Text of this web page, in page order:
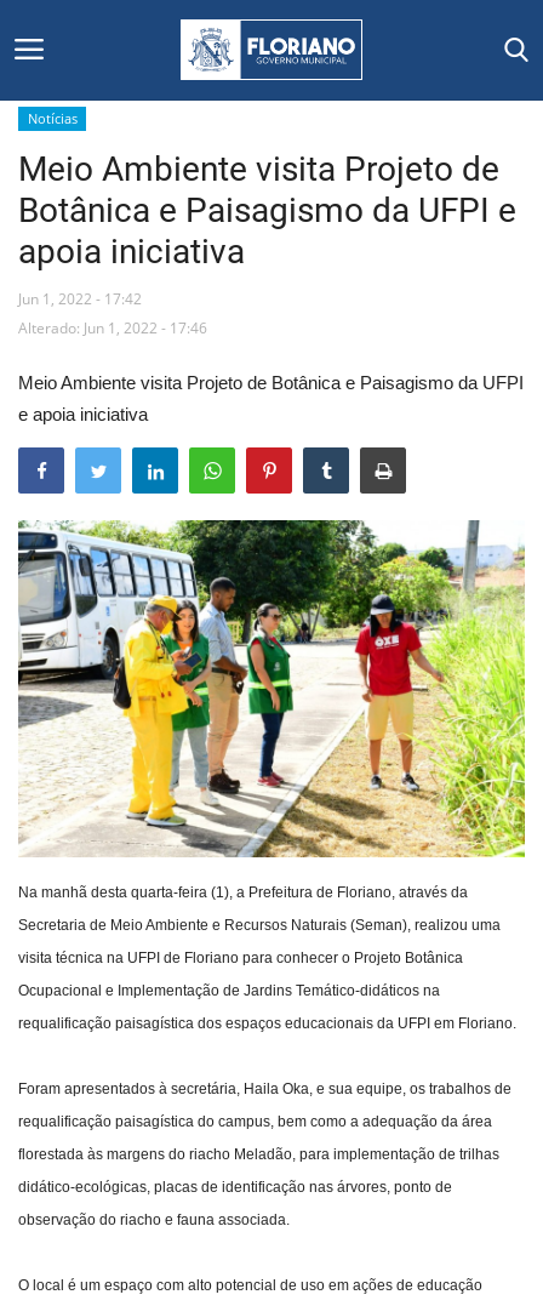
Início
Editais
Floriano
Mural de Licitações
Notícias
Vídeos
Webmail
Contato
Notícias
Meio Ambiente visita Projeto de
Botânica e Paisagismo da UFPI e
apoia iniciativa
Jun 1, 2022 - 17:42
Alterado: Jun 1, 2022 - 17:46
Meio Ambiente visita Projeto de Botânica e Paisagismo da UFPI
e apoia iniciativa
Na manhã desta quarta-feira (1), a Prefeitura de Floriano, através da
Secretaria de Meio Ambiente e Recursos Naturais (Seman), realizou uma
visita técnica na UFPI de Floriano para conhecer o Projeto Botânica
Ocupacional e Implementação de Jardins Temático-didáticos na
requalificação paisagística dos espaços educacionais da UFPI em Floriano.
Foram apresentados à secretária, Haila Oka, e sua equipe, os trabalhos de
requalificação paisagística do campus, bem como a adequação da área
florestada às margens do riacho Meladão, para implementação de trilhas
didático-ecológicas, placas de identificação nas árvores, ponto de
observação do riacho e fauna associada.
O local é um espaço com alto potencial de uso em ações de educação